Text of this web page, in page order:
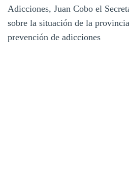
Adicciones, Juan Cobo el
sobre la situación de la
prevención de adicciones